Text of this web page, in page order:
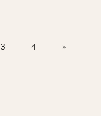
3 4 »